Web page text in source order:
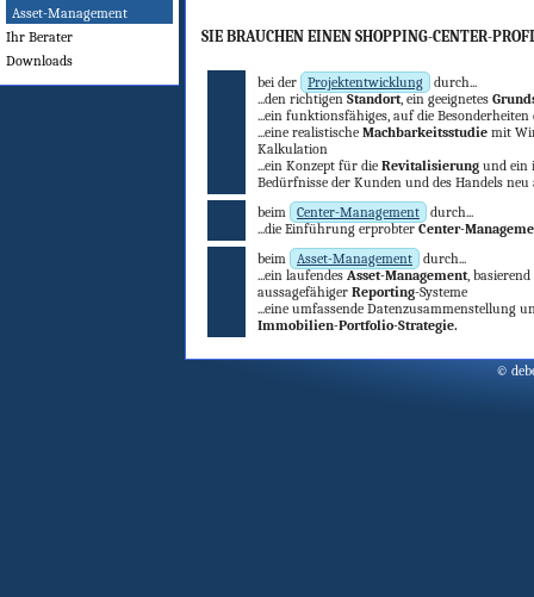
Asset-Management
Ihr Berater
Downloads
SIE BRAUCHEN EINEN SHOPPING-CENTER-
bei der Projektentwicklung
durch...
den richtigen Standort, ein geeignetes
ein funktionsfähiges, auf die
eine realistische Machbarkeitsstudie mit
Kalkulation
ein Konzept für die Revitalisierung und ein
Bedürfnisse der Kunden und des Handels
beim
Center-Management
durch...
die Einführung erprobter Center-
beim
Asset-Management
durch...
ein laufendes Asset-Management,
aussagefähiger Reporting-Systeme
eine umfassende Datenzusammenstellung
Immobilien-Portfolio-Strategie.
©